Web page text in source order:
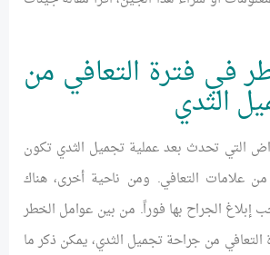
في فترة التعافي من
الثدي
التي تحدث بعد عملية تجميل الثدي تكون
من علامات التعافي. ومن ناحية أخرى، هناك
إبلاغ الجراح بها فوراً. من بين عوامل الخطر
من جراحة تجميل الثدي، يمكن ذكر ما